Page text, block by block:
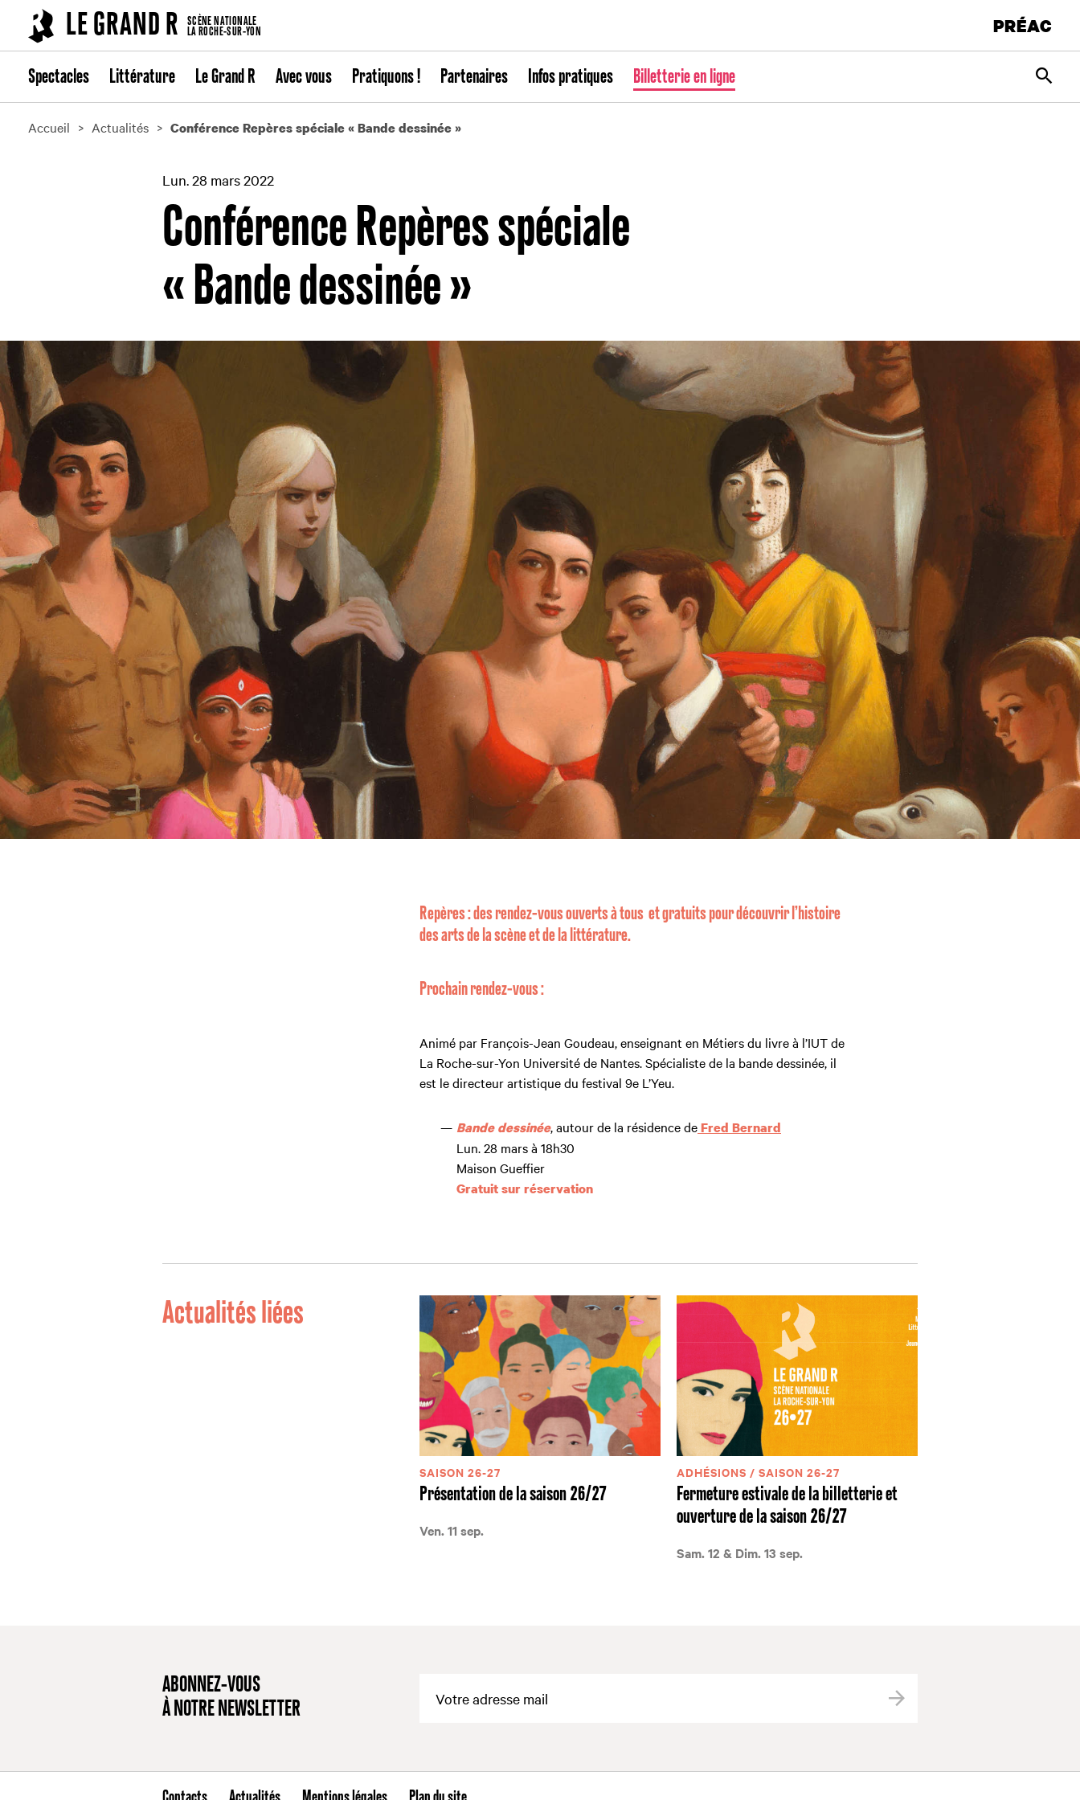
LE GRAND R
SCÈNE NATIONALE
LA ROCHE-SUR-YON
Spectacles Littérature Le Grand R Avec vous Pratiquons ! Partenaires Infos pratiques Billetterie en ligne
PRÉAC
Accueil Actualités Conférence Repères spéciale « Bande dessinée »
Lun. 28 mars 2022
Conférence Repères spéciale
« Bande dessinée »
Repères : des rendez-vous ouverts à tous et gratuits pour découvrir l’histoire
des arts de la scène et de la littérature.
Prochain rendez-vous :
Animé par François-Jean Goudeau, enseignant en Métiers du livre à l’IUT de
La Roche-sur-Yon Université de Nantes. Spécialiste de la bande dessinée, il
est le directeur artistique du festival 9e L’Yeu.
Bande dessinée, autour de la résidence deFred Bernard
Lun. 28 mars à 18h30
Maison Gueffier
Gratuit sur réservation
Actualités liées
SAISON 26-27
Présentation de la saison 26/27
Ven. 11 sep.
ADHÉSIONS / SAISON 26-27
Fermeture estivale de la billetterie et
ouverture de la saison 26/27
Sam. 12 & Dim. 13 sep.
ABONNEZ-VOUS
À NOTRE NEWSLETTER
Valider
Cookies management panel